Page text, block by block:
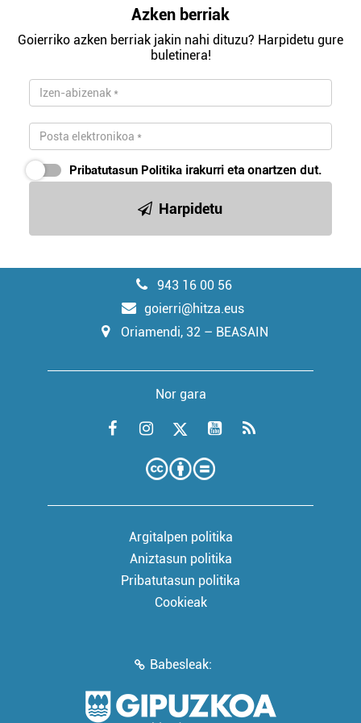
Azken berriak
Goierriko azken berriak jakin nahi dituzu? Harpidetu gure
buletinera!
Pribatutasun Politika irakurri eta onartzen dut.
Harpidetu
943 16 00 56
goierri@hitza.eus
Oriamendi, 32 – BEASAIN
Nor gara
Argitalpen politika
Aniztasun politika
Pribatutasun politika
Cookieak
Babesleak: